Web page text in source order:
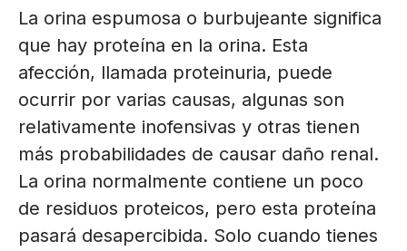
La orina espumosa o burbujeante significa
que hay proteína en la orina. Esta
afección, llamada proteinuria, puede
ocurrir por varias causas, algunas son
relativamente inofensivas y otras tienen
más probabilidades de causar daño renal.
La orina normalmente contiene un poco
de residuos proteicos, pero esta proteína
pasará desapercibida. Solo cuando tienes